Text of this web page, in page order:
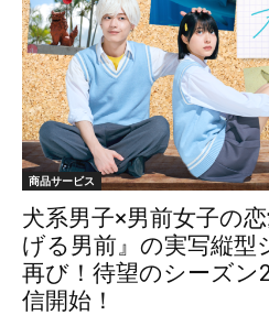
商品サービス
犬系男子×男前女子の
げる男前』の実写縦型
再び！待望のシーズン
信開始！